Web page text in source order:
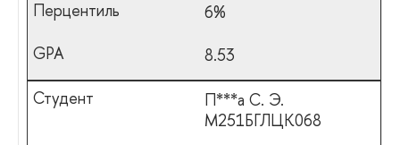
6%
8.53
П***а С. Э.
М251БГЛЦК068